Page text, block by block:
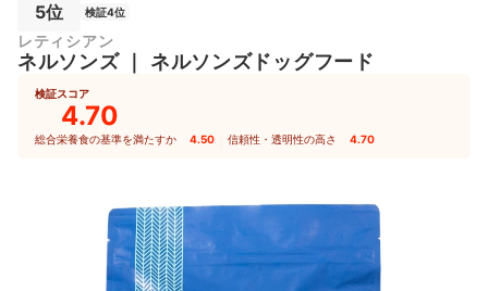
5位 検証4位
レティシアン
ネルソンズ｜ ネルソンズドッグフード
検証スコア
4.70
総合栄養食の基準を満たすか 4.50 信頼性・透明性の高さ 4.70